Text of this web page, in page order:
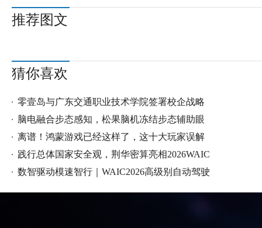
推荐图文
猜你喜欢
零壹岛与广东交通职业技术学院签署校企战略
脑电融合步态感知，松果脑机冻结步态辅助眼
离谱！鸿蒙游戏已经这样了，这十大玩家误解
践行总体国家安全观，荆华密算亮相2026WAIC
数智驱动模速智行｜WAIC2026高级别自动驾驶